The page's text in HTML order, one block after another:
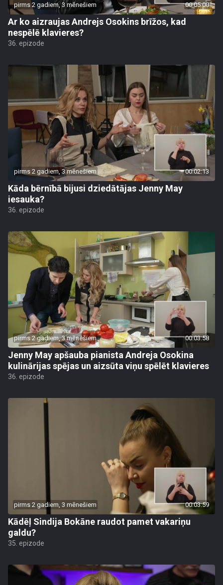
pirms 2 gadiem, 3 mēnešiem 00:05:00
Ar ko aizraujas Andrejs Osokins brīžos, kad
nespēlē klavieres?
36. epizode
pirms 2 gadiem, 3 mēnešiem 00:02:13
Kāda bērnībā bijusi dziedātājas Jenny May
iesauka?
36. epizode
pirms 2 gadiem, 3 mēnešiem 00:03:58
Jenny May apšauba pianista Andreja Osokina
kulinārijas spējas un aizsūta viņu spēlēt klavieres
36. epizode
pirms 2 gadiem, 3 mēnešiem 00:03:59
Kādēļ Sindija Bokāne raudot pamet vakariņu
galdu?
35. epizode